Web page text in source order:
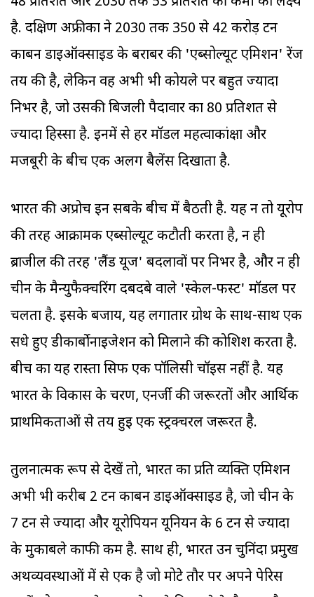
है. दक्षिण अफ्रीका ने 2030 तक 350 से 42 करोड़ टन
कार्बन डाइऑक्साइड के बराबर की 'एब्सोल्यूट एमिशन' रेंज
तय की है, लेकिन वह अभी भी कोयले पर बहुत ज्यादा
निर्भर है, जो उसकी बिजली पैदावार का 80 प्रतिशत से
ज्यादा हिस्सा है. इनमें से हर मॉडल महत्वाकांक्षा और
मजबूरी के बीच एक अलग बैलेंस दिखाता है.
भारत की अप्रोच इन सबके बीच में बैठती है. यह न तो यूरोप
की तरह आक्रामक एब्सोल्यूट कटौती करता है, न ही
ब्राजील की तरह 'लैंड यूज' बदलावों पर निर्भर है, और न ही
चीन के मैन्युफैक्चरिंग दबदबे वाले 'स्केल-फर्स्ट' मॉडल पर
चलता है. इसके बजाय, यह लगातार ग्रोथ के साथ-साथ एक
सधे हुए डीकार्बोनाइजेशन को मिलाने की कोशिश करता है.
बीच का यह रास्ता सिर्फ एक पॉलिसी चॉइस नहीं है. यह
भारत के विकास के चरण, एनर्जी की जरूरतों और आर्थिक
प्राथमिकताओं से तय हुई एक स्ट्रक्चरल जरूरत है.
तुलनात्मक रूप से देखें तो, भारत का प्रति व्यक्ति एमिशन
अभी भी करीब 2 टन कार्बन डाइऑक्साइड है, जो चीन के
7 टन से ज्यादा और यूरोपियन यूनियन के 6 टन से ज्यादा
के मुकाबले काफी कम है. साथ ही, भारत उन चुनिंदा प्रमुख
अर्थव्यवस्थाओं में से एक है जो मोटे तौर पर अपने पेरिस